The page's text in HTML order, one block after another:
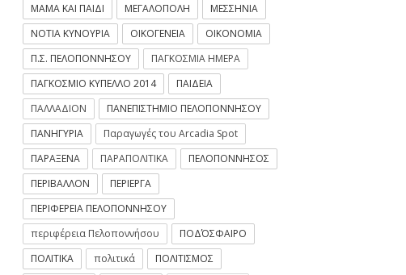
ΜΑΜΑ ΚΑΙ ΠΑΙΔΙ
ΜΕΓΑΛΟΠΟΛΗ
ΜΕΣΣΗΝΙΑ
ΝΟΤΙΑ ΚΥΝΟΥΡΙΑ
ΟΙΚΟΓΕΝΕΙΑ
ΟΙΚΟΝΟΜΙΑ
Π.Σ. ΠΕΛΟΠΟΝΝΗΣΟΥ
ΠΑΓΚΟΣΜΙΑ ΗΜΕΡΑ
ΠΑΓΚΟΣΜΙΟ ΚΥΠΕΛΛΟ 2014
ΠΑΙΔΕΙΑ
ΠΑΛΛΑΔΙΟΝ
ΠΑΝΕΠΙΣΤΗΜΙΟ ΠΕΛΟΠΟΝΝΗΣΟΥ
ΠΑΝΗΓΥΡΙΑ
Παραγωγές του Arcadia Spot
ΠΑΡΑΞΕΝΑ
ΠΑΡΑΠΟΛΙΤΙΚΑ
ΠΕΛΟΠΟΝΝΗΣΟΣ
ΠΕΡΙΒΑΛΛΟΝ
ΠΕΡΙΕΡΓΑ
ΠΕΡΙΦΕΡΕΙΑ ΠΕΛΟΠΟΝΝΗΣΟΥ
περιφέρεια Πελοποννήσου
ΠΟΔΌΣΦΑΙΡΟ
ΠΟΛΙΤΙΚΑ
πολιτικά
ΠΟΛΙΤΙΣΜΟΣ